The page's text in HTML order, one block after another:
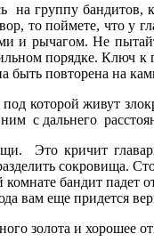
группу бандитов,
то поймете, что у
и рычагом. Не
порядке. Ключ к
повторена на
под которой живут
с дальнего
Это кричит
сокровища.
бандит падет
вам еще придется
золота и